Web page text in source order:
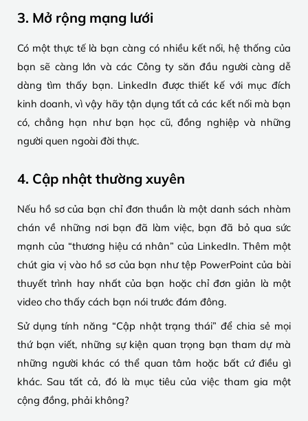
3. Mở rộng mạng lưới
Có một thực tế là bạn càng có nhiều kết nối, hệ thống của
bạn sẽ càng lớn và các Công ty săn đầu người càng dễ
dàng tìm thấy bạn. LinkedIn được thiết kế với mục đích
kinh doanh, vì vậy hãy tận dụng tất cả các kết nối mà bạn
có, chẳng hạn như bạn học cũ, đồng nghiệp và những
người quen ngoài đời thực.
4. Cập nhật thường xuyên
Nếu hồ sơ của bạn chỉ đơn thuần là một danh sách nhàm
chán về những nơi bạn đã làm việc, bạn đã bỏ qua sức
mạnh của “thương hiệu cá nhân” của LinkedIn. Thêm một
chút gia vị vào hồ sơ của bạn như tệp PowerPoint của bài
thuyết trình hay nhất của bạn hoặc chỉ đơn giản là một
video cho thấy cách bạn nói trước đám đông.
Sử dụng tính năng “Cập nhật trạng thái” để chia sẻ mọi
thứ bạn viết, những sự kiện quan trọng bạn tham dự mà
những người khác có thể quan tâm hoặc bất cứ điều gì
khác. Sau tất cả, đó là mục tiêu của việc tham gia một
cộng đồng, phải không?